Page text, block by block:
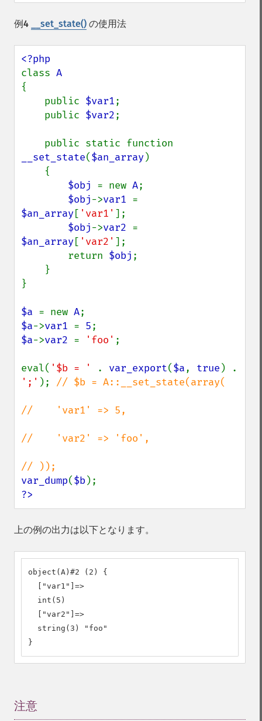
例4 __set_state() の使用法
class
{
    public
$var1;
    public
$var2;
__set_state($an_array)
$obj = new A;
$obj->var1
$an_array[ 'var1' ];
$obj->var2
$an_array[ 'var2' ];
        return
$obj ;
}
$a = new A
$a->var1 = 5
$a->var2 = 'foo' ;
eval( '$b = ' . var_export($a, true
';' ); // $b = A::__set_state(array(
//    'var1' => 5,
//    'var2' => 'foo',
var_dump($b
?>
上の例の出力は以下となります。
object(A)#2 (2) {
  ["var1"]=>
  int(5)
  ["var2"]=>
  string(3) "foo"
}
注意